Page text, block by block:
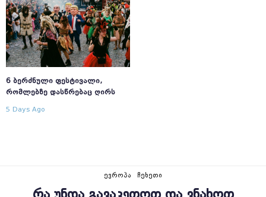
6 ᲑᲔᲠᲫᲜᲣᲚᲘ ᲤᲔᲡᲢᲘᲕᲐᲚᲘ,
ᲠᲝᲛᲚᲔᲑᲖᲔ ᲓᲐᲡᲬᲠᲔᲑᲐᲪ ᲦᲘᲠᲡ
5 Days Ago
ᲔᲕᲠᲝᲞᲐ ᲩᲔᲮᲔᲗᲘ